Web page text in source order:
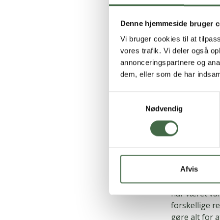
Denne hjemmeside bruger
Vi bruger cookies til at
vores trafik. Vi deler også
annonceringspartnere og
dem, eller som de har
Nødvendig
Afvis
krigszone.
og er der
gøre, det
Er Hæren
Forsvaret –
medlemmer.
al evighed.”
Hvad
“Vi skal nok
har været
forskellige
gøre alt for